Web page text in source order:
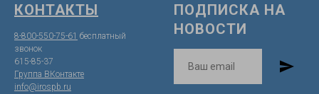
КОНТАКТЫ
8-800-550-75-61 бесплатный
звонок
615-85-37
Группа ВКонтакте
info@irospb.ru
ПОДПИСКА НА
НОВОСТИ